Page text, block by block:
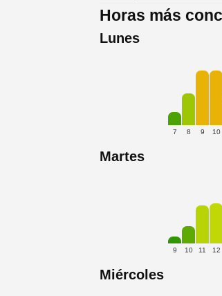
Horas más
Lunes
7 8 9 10
Martes
9 10 11 12
Miércoles